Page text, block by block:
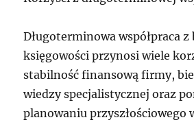
Długoterminowa współpraca
księgowości przynosi wiele
stabilność finansową firmy,
wiedzy specjalistycznej oraz
planowaniu przyszłościowego